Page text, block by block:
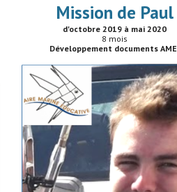
Mission de Paul
d'octobre 2019 à mai 2020
8 mois
Développement documents AME